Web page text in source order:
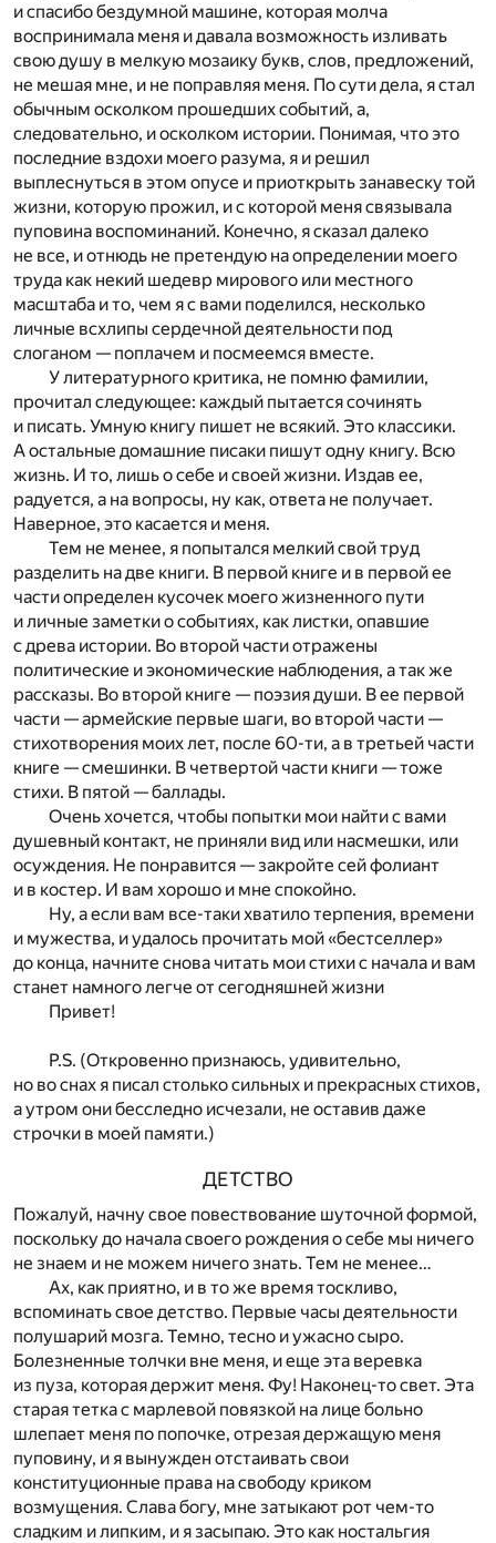
и спасибо бездумной машине, которая молча
воспринимала меня и давала возможность изливать
свою душу в мелкую мозаику букв, слов, предложений,
не мешая мне, и не поправляя меня. По сути дела, я стал
обычным осколком прошедших событий, а,
следовательно, и осколком истории. Понимая, что это
последние вздохи моего разума, я и решил
выплеснуться в этом опусе и приоткрыть занавеску той
жизни, которую прожил, и с которой меня связывала
пуповина воспоминаний. Конечно, я сказал далеко
не все, и отнюдь не претендую на определении моего
труда как некий шедевр мирового или местного
масштаба и то, чем я с вами поделился, несколько
личные всхлипы сердечной деятельности под
слоганом — поплачем и посмеемся вместе.
У литературного критика, не помню фамилии,
прочитал следующее: каждый пытается сочинять
и писать. Умную книгу пишет не всякий. Это классики.
А остальные домашние писаки пишут одну книгу. Всю
жизнь. И то, лишь о себе и своей жизни. Издав ее,
радуется, а на вопросы, ну как, ответа не получает.
Наверное, это касается и меня.
Тем не менее, я попытался мелкий свой труд
разделить на две книги. В первой книге и в первой ее
части определен кусочек моего жизненного пути
и личные заметки о событиях, как листки, опавшие
с древа истории. Во второй части отражены
политические и экономические наблюдения, а так же
рассказы. Во второй книге — поэзия души. В ее первой
части — армейские первые шаги, во второй части —
стихотворения моих лет, после 60-ти, а в третьей части
книге — смешинки. В четвертой части книги — тоже
стихи. В пятой — баллады.
Очень хочется, чтобы попытки мои найти с вами
душевный контакт, не приняли вид или насмешки, или
осуждения. Не понравится — закройте сей фолиант
и в костер. И вам хорошо и мне спокойно.
Ну, а если вам все-таки хватило терпения, времени
и мужества, и удалось прочитать мой «бестселлер»
до конца, начните снова читать мои стихи с начала и вам
станет намного легче от сегодняшней жизни
Привет!
P.S. (Откровенно признаюсь, удивительно,
но во снах я писал столько сильных и прекрасных стихов,
а утром они бесследно исчезали, не оставив даже
строчки в моей памяти.)
ДЕТСТВО
Пожалуй, начну свое повествование шуточной формой,
поскольку до начала своего рождения о себе мы ничего
не знаем и не можем ничего знать. Тем не менее…
Ах, как приятно, и в то же время тоскливо,
вспоминать свое детство. Первые часы деятельности
полушарий мозга. Темно, тесно и ужасно сыро.
Болезненные толчки вне меня, и еще эта веревка
из пуза, которая держит меня. Фу! Наконец-то свет. Эта
старая тетка с марлевой повязкой на лице больно
шлепает меня по попочке, отрезая держащую меня
пуповину, и я вынужден отстаивать свои
конституционные права на свободу криком
возмущения. Слава богу, мне затыкают рот чем-то
сладким и липким, и я засыпаю. Это как ностальгия